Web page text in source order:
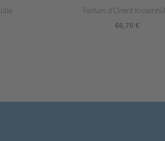
Kissenhülle Darjeeling